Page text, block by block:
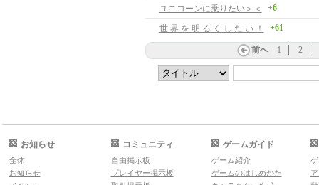
ユニコーンに乗りたい＞＜ +6
世 界 を 明 る く し た い ！ +61
前へ 1 2
お知らせ
全体
お知らせ
コミュニティ
自由掲示板
プレイヤー掲示板
ゲームガイド
ゲーム紹介
ゲームのはじめかた